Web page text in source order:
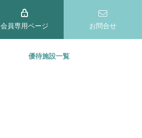
会員専用ページ お問合せ
優待施設一覧